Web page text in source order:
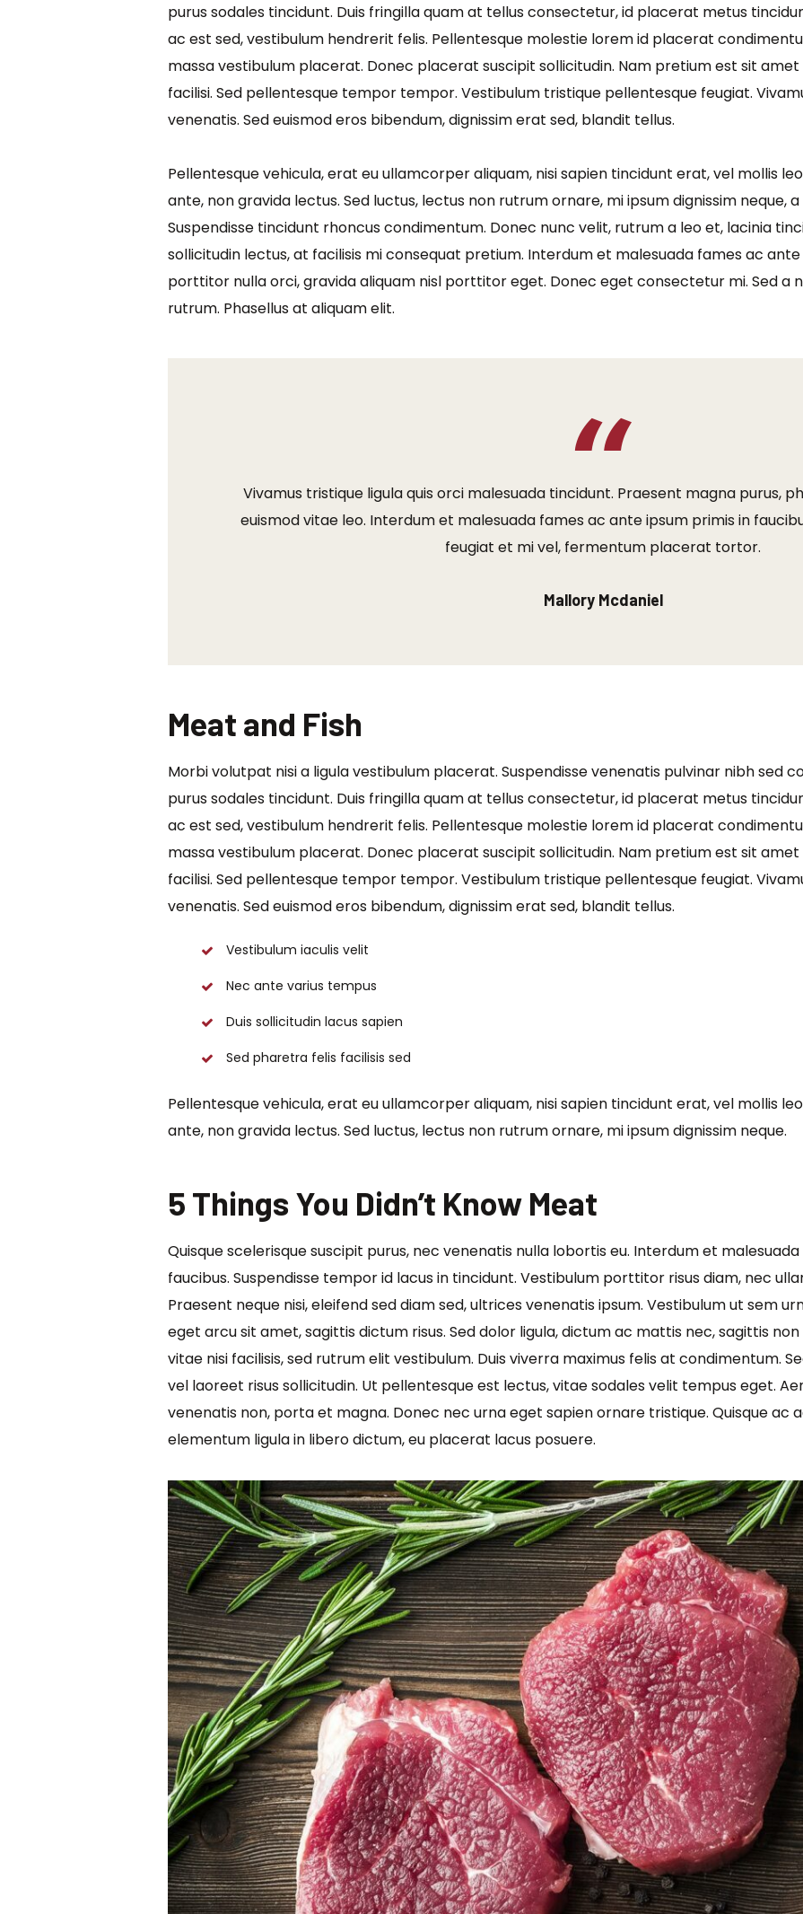
purus sodales tincidunt. Duis fringilla quam at tellus consectetur, id placerat metus
ac est sed, vestibulum hendrerit felis. Pellentesque molestie lorem id placerat
massa vestibulum placerat. Donec placerat suscipit sollicitudin. Nam pretium est sit
facilisi. Sed pellentesque tempor tempor. Vestibulum tristique pellentesque feugiat.
venenatis. Sed euismod eros bibendum, dignissim erat sed, blandit tellus.
Pellentesque vehicula, erat eu ullamcorper aliquam, nisi sapien tincidunt erat, vel mollis
ante, non gravida lectus. Sed luctus, lectus non rutrum ornare, mi ipsum dignissim neque,
Suspendisse tincidunt rhoncus condimentum. Donec nunc velit, rutrum a leo et, lacinia
sollicitudin lectus, at facilisis mi consequat pretium. Interdum et malesuada fames ac ante
porttitor nulla orci, gravida aliquam nisl porttitor eget. Donec eget consectetur mi. Sed
rutrum. Phasellus at aliquam elit.
Vivamus tristique ligula quis orci malesuada tincidunt. Praesent magna purus,
euismod vitae leo. Interdum et malesuada fames ac ante ipsum primis in
feugiat et mi vel, fermentum placerat tortor.
Mallory Mcdaniel
Meat and Fish
Morbi volutpat nisi a ligula vestibulum placerat. Suspendisse venenatis pulvinar nibh sed
purus sodales tincidunt. Duis fringilla quam at tellus consectetur, id placerat metus
ac est sed, vestibulum hendrerit felis. Pellentesque molestie lorem id placerat
massa vestibulum placerat. Donec placerat suscipit sollicitudin. Nam pretium est sit
facilisi. Sed pellentesque tempor tempor. Vestibulum tristique pellentesque feugiat.
venenatis. Sed euismod eros bibendum, dignissim erat sed, blandit tellus.
Vestibulum iaculis velit
Nec ante varius tempus
Duis sollicitudin lacus sapien
Sed pharetra felis facilisis sed
Pellentesque vehicula, erat eu ullamcorper aliquam, nisi sapien tincidunt erat, vel mollis
ante, non gravida lectus. Sed luctus, lectus non rutrum ornare, mi ipsum dignissim neque.
5 Things You Didn’t Know Meat
Quisque scelerisque suscipit purus, nec venenatis nulla lobortis eu. Interdum et
faucibus. Suspendisse tempor id lacus in tincidunt. Vestibulum porttitor risus diam, nec
Praesent neque nisi, eleifend sed diam sed, ultrices venenatis ipsum. Vestibulum ut sem
eget arcu sit amet, sagittis dictum risus. Sed dolor ligula, dictum ac mattis nec, sagittis
vitae nisi facilisis, sed rutrum elit vestibulum. Duis viverra maximus felis at condimentum.
vel laoreet risus sollicitudin. Ut pellentesque est lectus, vitae sodales velit tempus eget.
venenatis non, porta et magna. Donec nec urna eget sapien ornare tristique. Quisque ac
elementum ligula in libero dictum, eu placerat lacus posuere.